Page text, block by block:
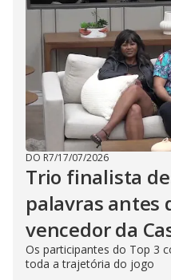
DO R7/17/07/2026
Trio finalista
palavras antes
vencedor da
Os participantes do Top 3
toda a trajetória do jogo